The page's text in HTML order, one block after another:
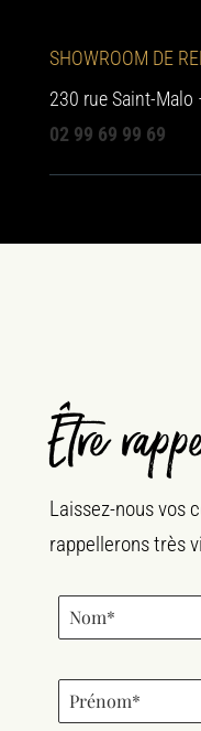
SHOWROOM DE
230 rue Saint-Malo
02 99 69 99 69
Être
Laissez-nous vos
rappellerons très